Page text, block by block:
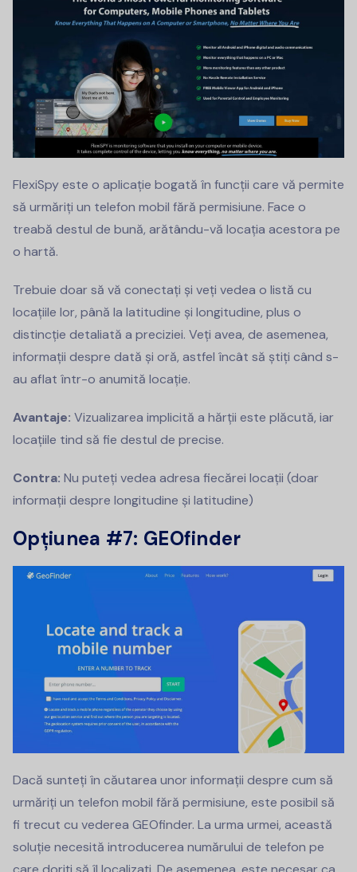
FlexiSpy este o aplicație bogată în funcții care vă permite
să urmăriți un telefon mobil fără permisiune. Face o
treabă destul de bună, arătându-vă locația acestora pe
o hartă.
Trebuie doar să vă conectați și veți vedea o listă cu
locațiile lor, până la latitudine și longitudine, plus o
distincție detaliată a preciziei. Veți avea, de asemenea,
informații despre dată și oră, astfel încât să știți când s-
au aflat într-o anumită locație.
Avantaje: Vizualizarea implicită a hărții este plăcută, iar
locațiile tind să fie destul de precise.
Contra: Nu puteți vedea adresa fiecărei locații (doar
informații despre longitudine și latitudine)
Opțiunea #7: GEOfinder
Dacă sunteți în căutarea unor informații despre cum să
urmăriți un telefon mobil fără permisiune, este posibil să
fi trecut cu vederea GEOfinder. La urma urmei, această
soluție necesită introducerea numărului de telefon pe